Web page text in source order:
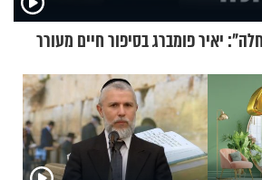
יאיר פומברג בסיפור חיים מעורר